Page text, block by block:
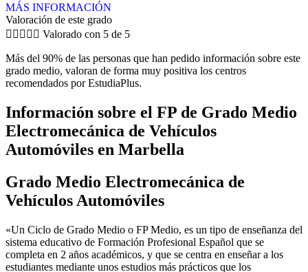
MÁS INFORMACIÓN
Valoración de este grado
     Valorado con 5 de 5
Más del 90% de las personas que han pedido información sobre este
grado medio, valoran de forma muy positiva los centros
recomendados por EstudiaPlus.
Información sobre el FP de Grado Medio
Electromecánica de Vehículos
Automóviles en Marbella
Grado Medio Electromecánica de
Vehículos Automóviles
«Un Ciclo de Grado Medio o FP Medio, es un tipo de enseñanza del
sistema educativo de Formación Profesional Español que se
completa en 2 años académicos, y que se centra en enseñar a los
estudiantes mediante unos estudios más prácticos que los